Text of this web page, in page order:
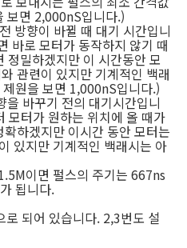
보면 2,000nS입니다.)
방향이 바뀔 때 대기 시간입니
바로 모터가 동작하지 않기 때
정밀하겠지만 이 시간동안 모
관련이 있지만 기계적인 백래
원을 보면 1,000nS입니다.)
을 바꾸기 전의 대기시간입니
모터가 원하는 위치에 올 때가
하겠지만 이시간 동안 모터는
있지만 기계적인 백래시는 아
이면 펄스의 주기는 667ns
됩니다.
되어 있습니다. 2,3번도 설